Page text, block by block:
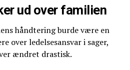
ud over familien
håndtering burde være en
over ledelsesansvar i sager,
ændret drastisk.